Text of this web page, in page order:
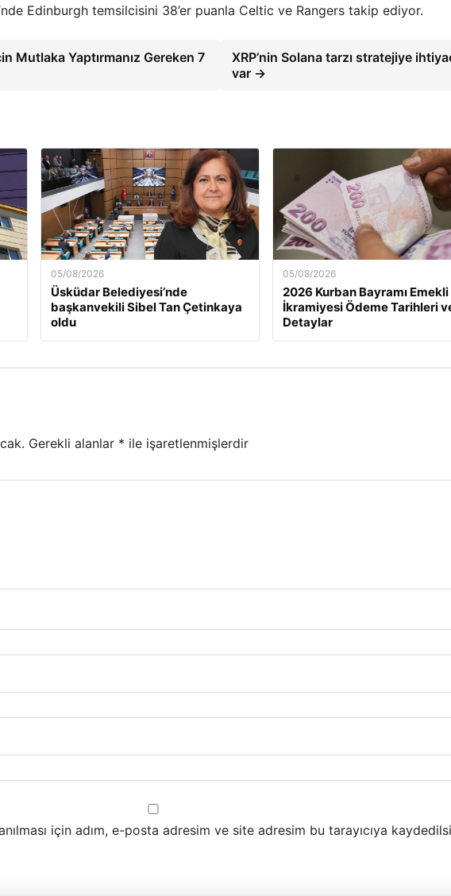
Edinburgh temsilcisini 38’er puanla Celtic ve Rangers takip ediyor.
Mutlaka Yaptırmanız Gereken 7
XRP’nin Solana tarzı stratejiye
var →
05/08/2026
Üsküdar Belediyesi’nde
başkanvekili Sibel Tan Çetinkaya
oldu
05/08/2026
2026 Kurban Bayramı Emekli
İkramiyesi Ödeme Tarihleri
Detaylar
Gerekli alanlar * ile işaretlenmişlerdir
için adım, e-posta adresim ve site adresim bu tarayıcıya